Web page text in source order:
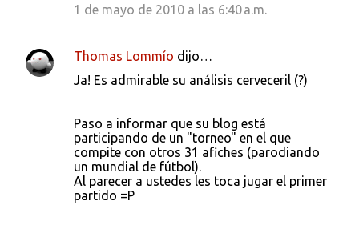
1 de mayo de 2010 a las 6:40 a.m.
Thomas Lommío dijo…
Ja! Es admirable su análisis cerveceril (?)
Paso a informar que su blog está
participando de un "torneo" en el que
compite con otros 31 afiches (parodiando
un mundial de fútbol).
Al parecer a ustedes les toca jugar el primer
partido =P